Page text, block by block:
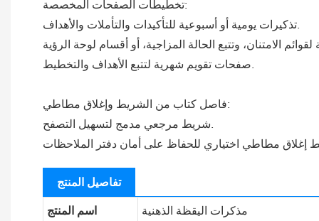
تخطيطات الصفحات المخصصة:
فاصل كتاب من الشريط وإغلاق مطاطي:
تفاصيل المنتج
اسم المنتج مذكرات اليقظة الذهنية